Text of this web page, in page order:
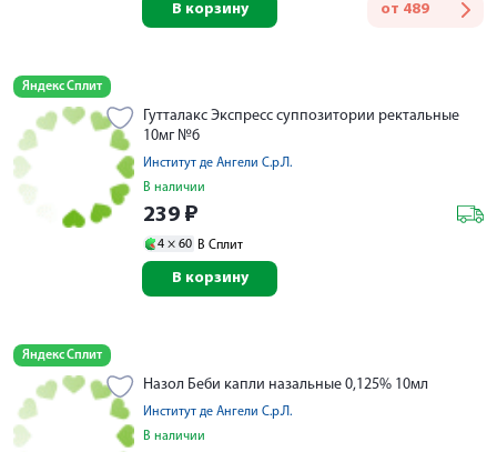
от 489
В корзину
Яндекс Сплит
Гутталакс Экспресс суппозитории ректальные
10мг №6
Институт де Ангели С.р.Л.
В наличии
239 ₽
4 × 60 В Сплит
В корзину
Яндекс Сплит
Назол Беби капли назальные 0,125% 10мл
Институт де Ангели С.р.Л.
В наличии